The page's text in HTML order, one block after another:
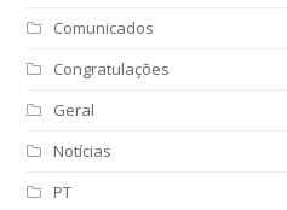
Comunicados
Congratulações
Geral
Notícias
PT